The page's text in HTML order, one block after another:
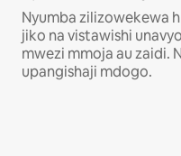
Nyumba zilizowekewa
jiko na vistawishi
mwezi mmoja au zaidi.
upangishaji mdogo.